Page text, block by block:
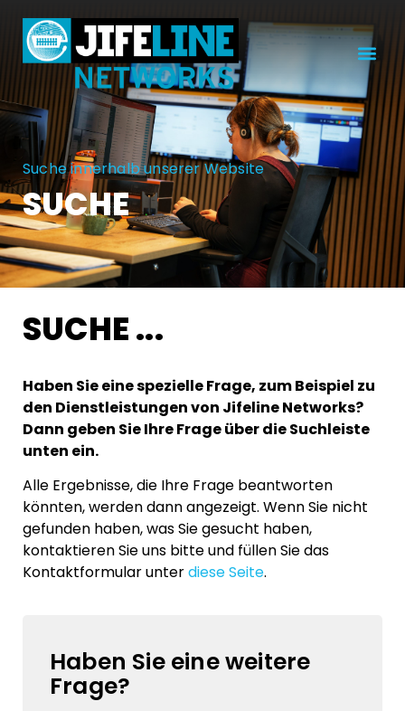
Suche innerhalb unserer Website
SUCHE
SUCHE ...
Haben Sie eine spezielle Frage, zum Beispiel zu
den Dienstleistungen von Jifeline Networks?
Dann geben Sie Ihre Frage über die Suchleiste
unten ein.
Alle Ergebnisse, die Ihre Frage beantworten
könnten, werden dann angezeigt. Wenn Sie nicht
gefunden haben, was Sie gesucht haben,
kontaktieren Sie uns bitte und füllen Sie das
Kontaktformular unterdiese Seite.
Haben Sie eine weitere
Frage?